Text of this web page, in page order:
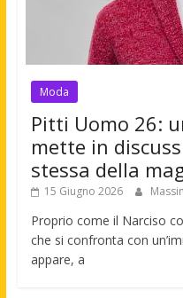
Moda
Pitti Uomo 26:
mette in
stessa della
15 Giugno 2026
Proprio come il Narciso
che si confronta con
appare, a